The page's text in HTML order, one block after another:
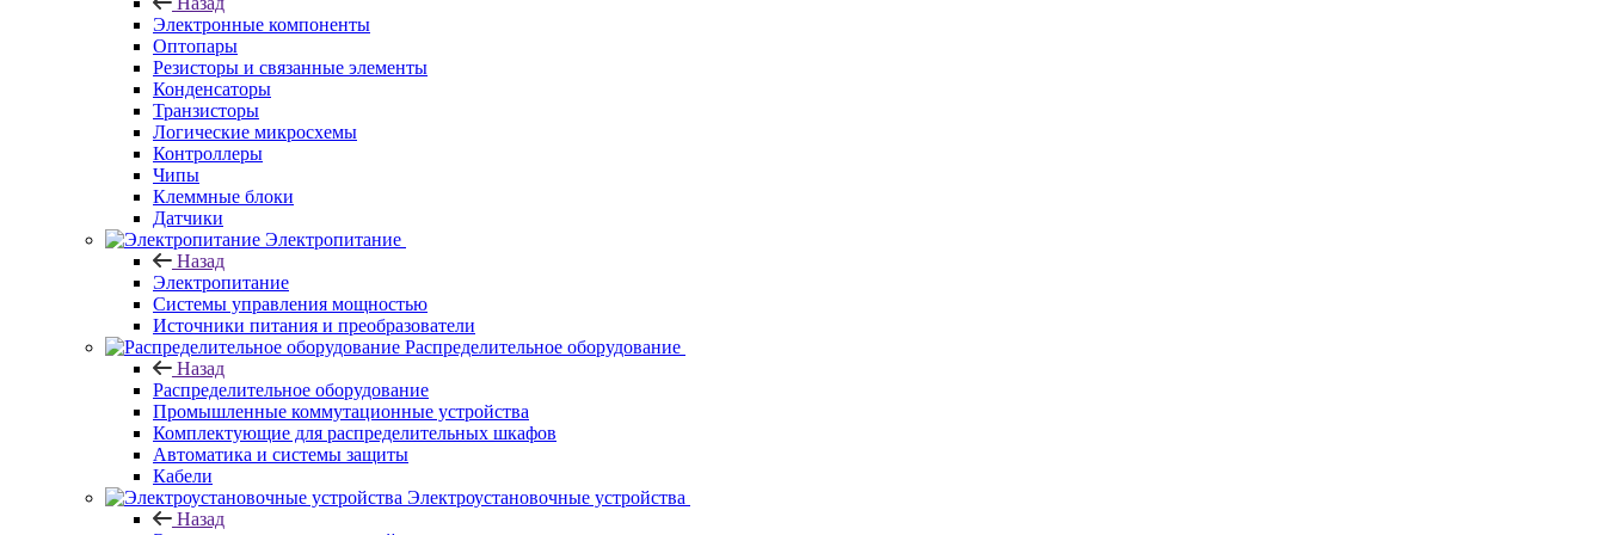
Электронные компоненты
Оптопары
Резисторы и связанные элементы
Конденсаторы
Транзисторы
Логические микросхемы
Контроллеры
Чипы
Клеммные блоки
Датчики
Электропитание
Назад
Электропитание
Системы управления мощностью
Источники питания и преобразователи
Распределительное оборудование
Назад
Распределительное оборудование
Промышленные коммутационные устройства
Комплектующие для распределительных шкафов
Автоматика и системы защиты
Кабели
Электроустановочные устройства
Назад